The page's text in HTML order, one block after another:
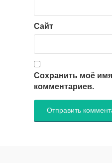
Сайт
Сохранить моё
комментариев.